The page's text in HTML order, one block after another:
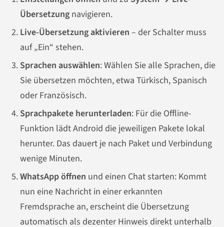
Übersetzung navigieren.
Live-Übersetzung aktivieren – der Schalter muss
auf „Ein“ stehen.
Sprachen auswählen: Wählen Sie alle Sprachen, die
Sie übersetzen möchten, etwa Türkisch, Spanisch
oder Französisch.
Sprachpakete herunterladen: Für die Offline-
Funktion lädt Android die jeweiligen Pakete lokal
herunter. Das dauert je nach Paket und Verbindung
wenige Minuten.
WhatsApp öffnen und einen Chat starten: Kommt
nun eine Nachricht in einer erkannten
Fremdsprache an, erscheint die Übersetzung
automatisch als dezenter Hinweis direkt unterhalb